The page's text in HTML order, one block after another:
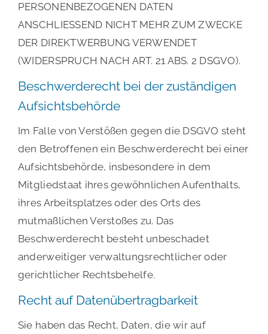
PERSONENBEZOGENEN DATEN
ANSCHLIESSEND NICHT MEHR ZUM ZWECKE
DER DIREKTWERBUNG VERWENDET
(WIDERSPRUCH NACH ART. 21 ABS. 2 DSGVO).
Beschwerde­recht bei der zuständigen
Aufsichts­behörde
Im Falle von Verstößen gegen die DSGVO steht
den Betroffenen ein Beschwerderecht bei einer
Aufsichtsbehörde, insbesondere in dem
Mitgliedstaat ihres gewöhnlichen Aufenthalts,
ihres Arbeitsplatzes oder des Orts des
mutmaßlichen Verstoßes zu. Das
Beschwerderecht besteht unbeschadet
anderweitiger verwaltungsrechtlicher oder
gerichtlicher Rechtsbehelfe.
Recht auf Daten­übertrag­barkeit
Sie haben das Recht, Daten, die wir auf